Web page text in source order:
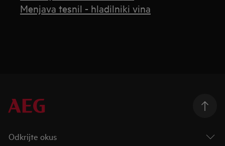
Menjava tesnil - hladilniki vina
Odkrijte okus